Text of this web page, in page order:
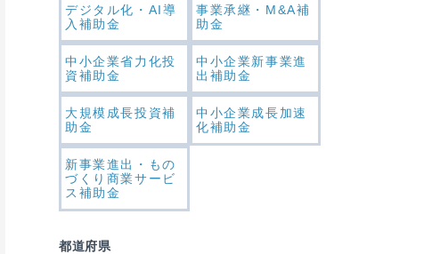
デジタル化・AI導
入補助金
事業承継・M&A補
助金
中小企業省力化投
資補助金
中小企業新事業進
出補助金
大規模成長投資補
助金
中小企業成長加速
化補助金
新事業進出・もの
づくり商業サービ
ス補助金
都道府県